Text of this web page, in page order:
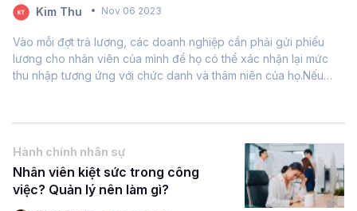
Kim Thu Nov 06 2023
Vào mỗi đợt trả lương, các doanh nghiệp cần phải gửi phiếu
lương cho nhân viên của mình để họ có thể xác nhận lại mức
thu nhập tương ứng với chức danh và thâm niên của họ.Nếu
Hành chính nhân sự
Nhân viên kiệt sức trong công
việc? Quản lý nên làm gì?